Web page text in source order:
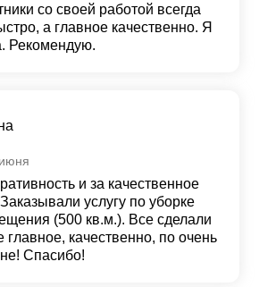
со своей работой всегда
а главное качественно. Я
Рекомендую.
и за качественное
услугу по уборке
(500 кв.м.). Все сделали
главное, качественно, по очень
Спасибо!